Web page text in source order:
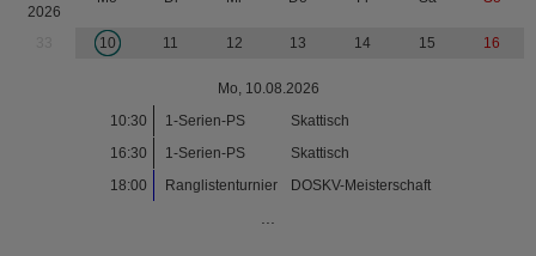
2026
10 11 12 13 14 15 16
Mo, 10.08.2026
10:30
1-Serien-PS
Skattisch
16:30
1-Serien-PS
Skattisch
18:00
Ranglistenturnier DOSKV-Meisterschaft